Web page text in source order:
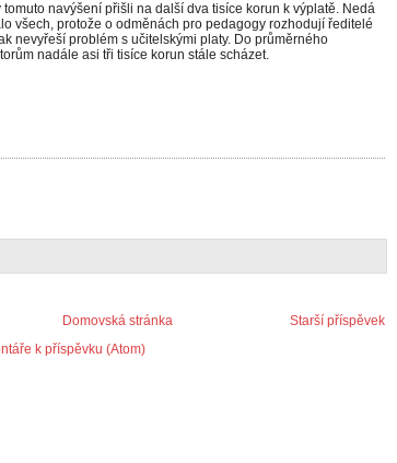
navýšení přišli na další dva tisíce korun k výplatě. Nedá
všech, protože o odměnách pro pedagogy rozhodují ředitelé
nevyřeší problém s učitelskými platy. Do průměrného
nadále asi tři tisíce korun stále scházet.
Starší příspěvek
Domovská stránka
k příspěvku (Atom)